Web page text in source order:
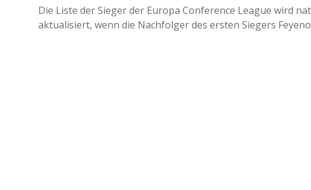
Die Liste der Sieger der Europa Conference League wird
aktualisiert, wenn die Nachfolger des ersten Siegers